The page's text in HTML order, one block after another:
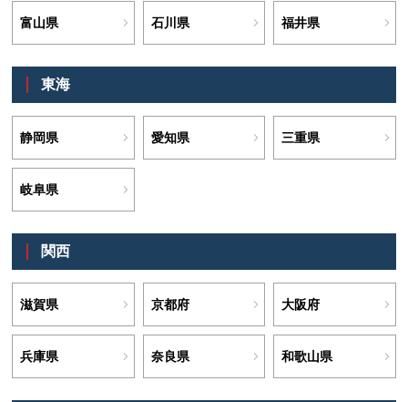
富山県 石川県 福井県
東海
静岡県 愛知県 三重県
岐阜県
関西
滋賀県 京都府 大阪府
兵庫県 奈良県 和歌山県